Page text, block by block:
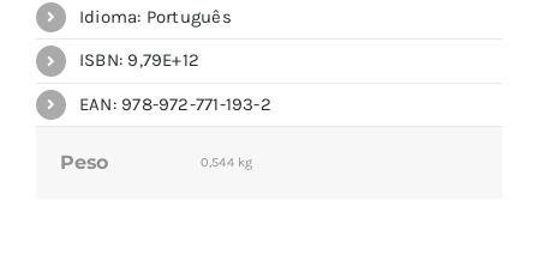
Idioma: Português
ISBN: 9,79E+12
EAN: 978-972-771-193-2
Peso 0,544 kg